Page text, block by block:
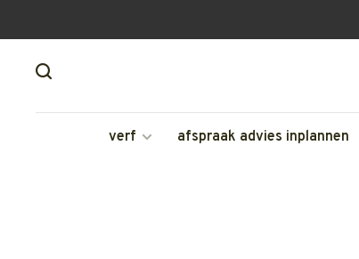
verf afspraak advies inplannen